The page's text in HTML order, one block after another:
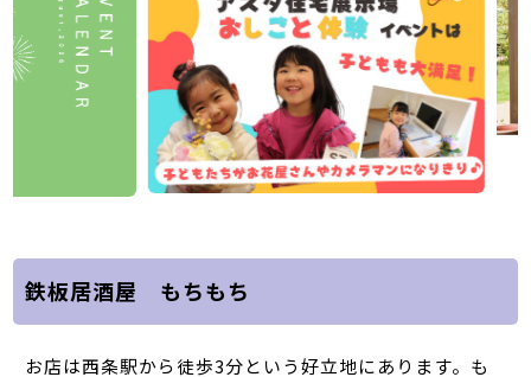
鉄板居酒屋 もちもち
お店は西条駅から徒歩3分という好立地にあります。も